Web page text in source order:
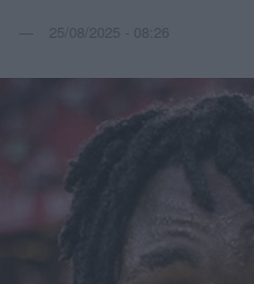
25/08/2025 - 08:26